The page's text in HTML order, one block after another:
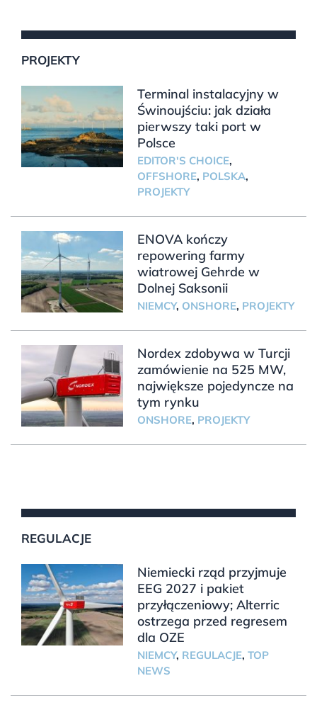
PROJEKTY
Terminal instalacyjny w
Świnoujściu: jak działa
pierwszy taki port w
Polsce
EDITOR'S CHOICE,
OFFSHORE, POLSKA,
PROJEKTY
ENOVA kończy
repowering farmy
wiatrowej Gehrde w
Dolnej Saksonii
NIEMCY, ONSHORE, PROJEKTY
Nordex zdobywa w Turcji
zamówienie na 525 MW,
największe pojedyncze na
tym rynku
ONSHORE, PROJEKTY
REGULACJE
Niemiecki rząd przyjmuje
EEG 2027 i pakiet
przyłączeniowy; Alterric
ostrzega przed regresem
dla OZE
NIEMCY, REGULACJE, TOP
NEWS